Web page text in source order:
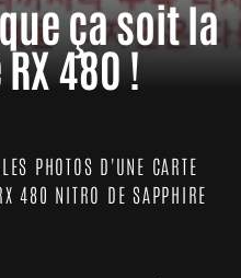
ça soit la
480 !
PHOTOS D'UNE CARTE
480 NITRO DE SAPPHIRE